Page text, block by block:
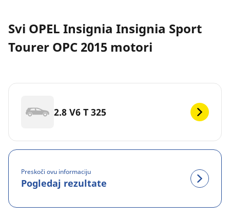
Svi OPEL Insignia Insignia Sport
Tourer OPC 2015 motori
2.8 V6 T 325
Preskoči ovu informaciju
Pogledaj rezultate